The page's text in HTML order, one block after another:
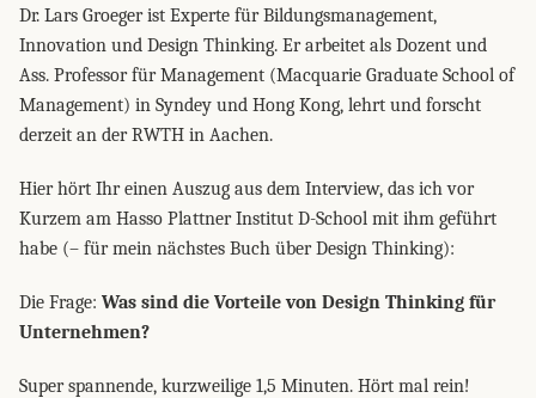
Dr. Lars Groeger ist Experte für Bildungsmanagement,
Innovation und Design Thinking. Er arbeitet als Dozent und
Ass. Professor für Management (Macquarie Graduate School of
Management) in Syndey und Hong Kong, lehrt und forscht
derzeit an der RWTH in Aachen.
Hier hört Ihr einen Auszug aus dem Interview, das ich vor
Kurzem am Hasso Plattner Institut D-School mit ihm geführt
habe (– für mein nächstes Buch über Design Thinking):
Die Frage: Was sind die Vorteile von Design Thinking für
Unternehmen?
Super spannende, kurzweilige 1,5 Minuten. Hört mal rein!